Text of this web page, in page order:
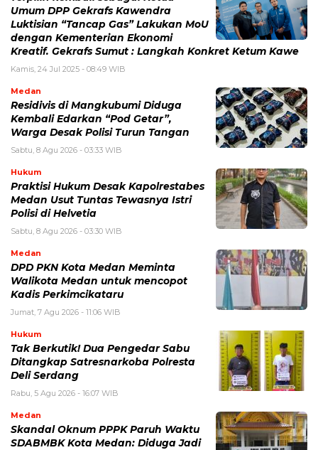
Umum DPP Gekrafs Kawendra
Luktisian “Tancap Gas” Lakukan MoU
dengan Kementerian Ekonomi
Kreatif. Gekrafs Sumut : Langkah Konkret Ketum Kawe
Kamis, 24 Jul 2025 - 08:49 WIB
Medan
Residivis di Mangkubumi Diduga
Kembali Edarkan “Pod Getar”,
Warga Desak Polisi Turun Tangan
Sabtu, 8 Agu 2026 - 03:33 WIB
Hukum
Praktisi Hukum Desak Kapolrestabes
Medan Usut Tuntas Tewasnya Istri
Polisi di Helvetia
Sabtu, 8 Agu 2026 - 03:30 WIB
Medan
DPD PKN Kota Medan Meminta
Walikota Medan untuk mencopot
Kadis Perkimcikataru
Jumat, 7 Agu 2026 - 11:06 WIB
Hukum
Tak Berkutik! Dua Pengedar Sabu
Ditangkap Satresnarkoba Polresta
Deli Serdang
Rabu, 5 Agu 2026 - 16:07 WIB
Medan
Skandal Oknum PPPK Paruh Waktu
SDABMBK Kota Medan: Diduga Jadi